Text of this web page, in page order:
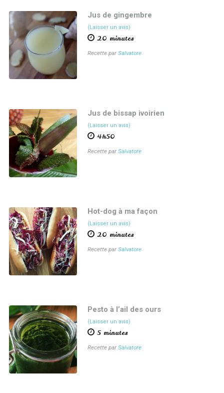
Jus de gingembre
(Laisser un avis)
20 minutes
Recette par Salvatore
Jus de bissap ivoirien
(Laisser un avis)
4h50
Recette par Salvatore
Hot-dog à ma façon
(Laisser un avis)
20 minutes
Recette par Salvatore
Pesto à l’ail des ours
(Laisser un avis)
5 minutes
Recette par Salvatore